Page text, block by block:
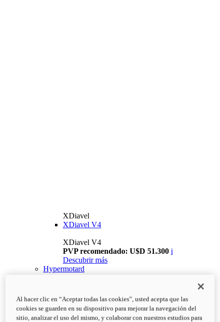
XDiavel
XDiavel V4
XDiavel V4
PVP recomendado: U$D 51.300 i
Descubrir más
Hypermotard
Al hacer clic en “Aceptar todas las cookies”, usted acepta que las
cookies se guarden en su dispositivo para mejorar la navegación del
sitio, analizar el uso del mismo, y colaborar con nuestros estudios para